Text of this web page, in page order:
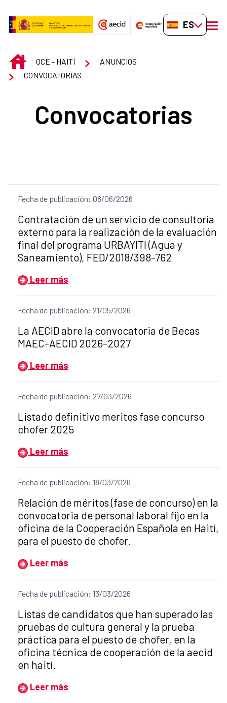
ES-ES
INICIOOCE - HAITÍ
ANUNCIOS
CONVOCATORIAS
Convocatorias
Fecha de publicación: 08/06/2026
Título del anuncio:
Contratación de un servicio de consultoría
externo para la realización de la evaluación
final del programa URBAYITI (Agua y
Saneamiento), FED/2018/398-762
Leer más
Fecha de publicación: 21/05/2026
Título del anuncio:
La AECID abre la convocatoria de Becas
MAEC-AECID 2026-2027
Leer más
Fecha de publicación: 27/03/2026
Título del anuncio:
Listado definitivo meritos fase concurso
chofer 2025
Leer más
Fecha de publicación: 18/03/2026
Título del anuncio:
Relación de méritos (fase de concurso) en la
convocatoria de personal laboral fijo en la
oficina de la Cooperación Española en Haití,
para el puesto de chofer.
Leer más
Fecha de publicación: 13/03/2026
Título del anuncio:
Listas de candidatos que han superado las
pruebas de cultura general y la prueba
práctica para el puesto de chofer, en la
oficina técnica de cooperación de la aecid
en haití.
Leer más